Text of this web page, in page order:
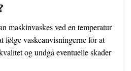
maskinvaskes ved en temperatur
følge vaskeanvisningerne for at
og undgå eventuelle skader